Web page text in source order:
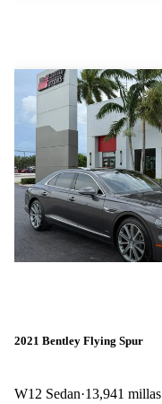
2021 Bentley Flying Spur
W12 Sedan 13,941 millas